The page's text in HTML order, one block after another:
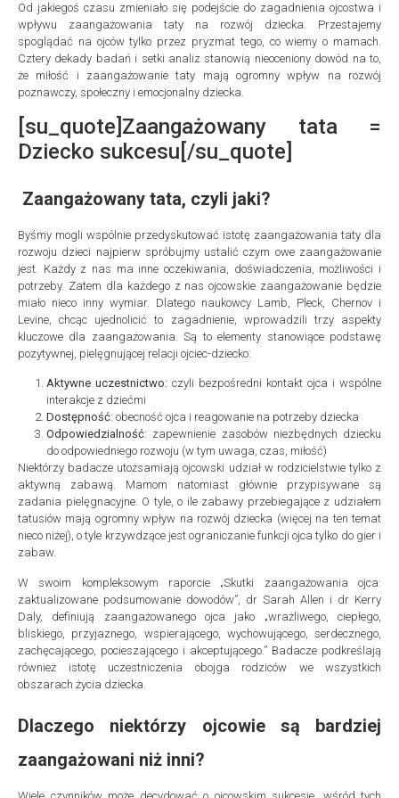
Od jakiegoś czasu zmieniało się podejście do zagadnienia ojcostwa i
wpływu zaangażowania taty na rozwój dziecka. Przestajemy
spoglądać na ojców tylko przez pryzmat tego, co wiemy o mamach.
Cztery dekady badań i setki analiz stanowią nieoceniony dowód na to,
że miłość i zaangażowanie taty mają ogromny wpływ na rozwój
poznawczy, społeczny i emocjonalny dziecka.
[su_quote]Zaangażowany tata =
Dziecko sukcesu[/su_quote]
Zaangażowany tata, czyli jaki?
Byśmy mogli wspólnie przedyskutować istotę zaangażowania taty dla
rozwoju dzieci najpierw spróbujmy ustalić czym owe zaangażowanie
jest. Każdy z nas ma inne oczekiwania, doświadczenia, możliwości i
potrzeby. Zatem dla każdego z nas ojcowskie zaangażowanie będzie
miało nieco inny wymiar. Dlatego naukowcy Lamb, Pleck, Chernov i
Levine, chcąc ujednolicić to zagadnienie, wprowadzili trzy aspekty
kluczowe dla zaangażowania. Są to elementy stanowiące podstawę
pozytywnej, pielęgnującej relacji ojciec-dziecko:
Aktywne uczestnictwo: czyli bezpośredni kontakt ojca i wspólne
interakcje z dziećmi
Dostępność: obecność ojca i reagowanie na potrzeby dziecka
Odpowiedzialność: zapewnienie zasobów niezbędnych dziecku
do odpowiedniego rozwoju (w tym uwaga, czas, miłość)
Niektórzy badacze utożsamiają ojcowski udział w rodzicielstwie tylko z
aktywną zabawą. Mamom natomiast głównie przypisywane są
zadania pielęgnacyjne. O tyle, o ile zabawy przebiegające z udziałem
tatusiów mają ogromny wpływ na rozwój dziecka (więcej na ten temat
nieco niżej), o tyle krzywdzące jest ograniczanie funkcji ojca tylko do gier i
zabaw.
W swoim kompleksowym raporcie „Skutki zaangażowania ojca:
zaktualizowane podsumowanie dowodów”, dr Sarah Allen i dr Kerry
Daly, definiują zaangażowanego ojca jako „wrażliwego, ciepłego,
bliskiego, przyjaznego, wspierającego, wychowującego, serdecznego,
zachęcającego, pocieszającego i akceptującego.” Badacze podkreślają
również istotę uczestniczenia obojga rodziców we wszystkich
obszarach życia dziecka.
Dlaczego niektórzy ojcowie są bardziej
zaangażowani niż inni?